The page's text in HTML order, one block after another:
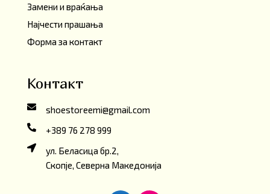
Замени и враќања
Најчести прашања
Форма за контакт
Контакт
shoestoreemi@gmail.com
+389 76 278 999
ул. Беласица бр.2,
Скопје, Северна Македонија